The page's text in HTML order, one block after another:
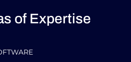
of Expertise